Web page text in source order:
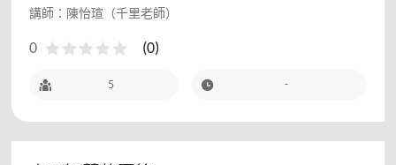
講師：陳怡瑄（千里老師）
0 (0)
5 -